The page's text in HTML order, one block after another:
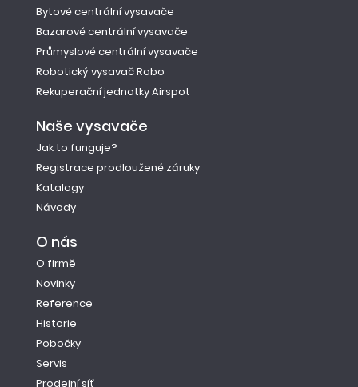
Bytové centrální vysavače
Bazarové centrální vysavače
Průmyslové centrální vysavače
Robotický vysavač Robo
Rekuperační jednotky Airspot
Naše vysavače
Jak to funguje?
Registrace prodloužené záruky
Katalogy
Návody
O nás
O firmě
Novinky
Reference
Historie
Pobočky
Servis
Prodejní síť